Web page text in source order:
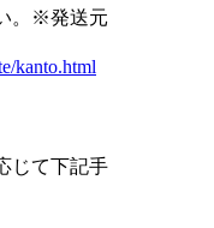
。※発送元
kanto.html
じて下記手